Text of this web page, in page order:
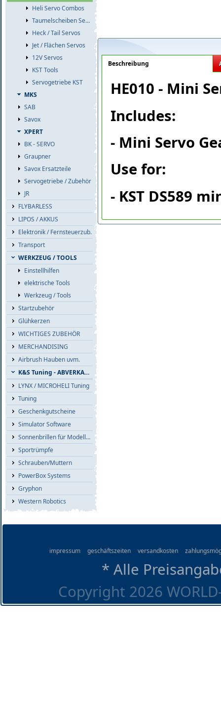
Heli Servo Combos
Taumelscheiben Servos
Heck / Tail Servos
Jet / Flächen Servos
12V Servos
KST Tools
Servogetriebe KST
MKS
SAB
Savox
XPERT
BK - SERVO
Graupner
Savox Ersatzteile
Servogetriebe / Zubehör
JR
FLYBARLESS
LIPOS / AKKUS
Elektronik / Fernsteuerzub.
Transport
WERKZEUG / TOOLS
Einstellhilfen
elektrische Tools
Werkzeug / Tools
Startzubehör
Glühkerzen
WICHTIGES ZUBEHÖR
MERCHANDISING
Airbrush Hauben uvm.
K&S Tuning - ABVERKAUF
LYNX / MICROHELI Tuning
Tuning
Geschenkgutscheine
Simulator Software
Sonnenbrillen für Modellflieger
Sportrümpfe
Schrauben/Muttern
PowerBox Systems
Gryphon
Western Robotics
Beschreibung
HE010 - Mini
Includes:
- Mini Servo
Use for:
- KST DS589
impressum geschäftszeiten versandkosten
* Alle
Copyright 2026